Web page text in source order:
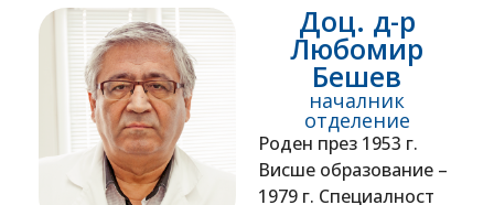
Доц. д-р
Любомир
Бешев
началник
отделение
Роден през 1953 г.
Висше образование –
1979 г. Специалност